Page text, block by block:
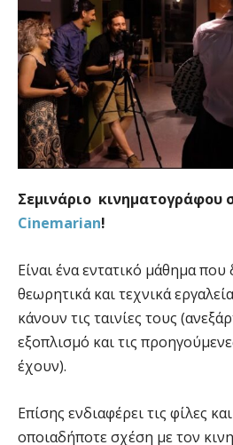
Σεμινάριο κινηματογράφου
Cinemarian!
Είναι ένα εντατικό μάθημα που
θεωρητικά και τεχνικά
κάνουν τις ταινίες τους
εξοπλισμό και τις
έχουν).
Επίσης ενδιαφέρει τις φίλες
οποιαδήποτε σχέση με τον